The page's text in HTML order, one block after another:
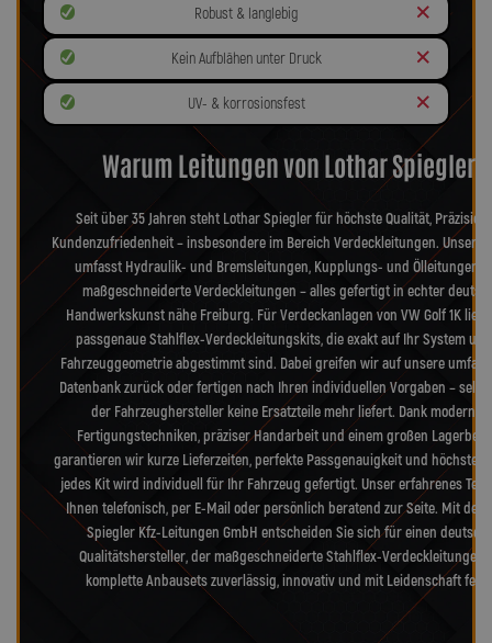
Robust & langlebig
Kein Aufblähen unter Druck
UV- & korrosionsfest
Warum Leitungen von Lothar Spiegler?
Seit über 35 Jahren steht Lothar Spiegler für höchste Qualität, Präzision
Kundenzufriedenheit – insbesondere im Bereich Verdeckleitungen. Unser
umfasst Hydraulik- und Bremsleitungen, Kupplungs- und Ölleitungen
maßgeschneiderte Verdeckleitungen – alles gefertigt in echter
Handwerkskunst nähe Freiburg. Für Verdeckanlagen von VW Golf 1K
passgenaue Stahlflex-Verdeckleitungskits, die exakt auf Ihr System
Fahrzeuggeometrie abgestimmt sind. Dabei greifen wir auf unsere
Datenbank zurück oder fertigen nach Ihren individuellen Vorgaben –
der Fahrzeughersteller keine Ersatzteile mehr liefert. Dank
Fertigungstechniken, präziser Handarbeit und einem großen
garantieren wir kurze Lieferzeiten, perfekte Passgenauigkeit und höchste
jedes Kit wird individuell für Ihr Fahrzeug gefertigt. Unser erfahrenes
Ihnen telefonisch, per E-Mail oder persönlich beratend zur Seite. Mit der
Spiegler Kfz-Leitungen GmbH entscheiden Sie sich für einen
Qualitätshersteller, der maßgeschneiderte Stahlflex-Verdeckleitungen
komplette Anbausets zuverlässig, innovativ und mit Leidenschaft